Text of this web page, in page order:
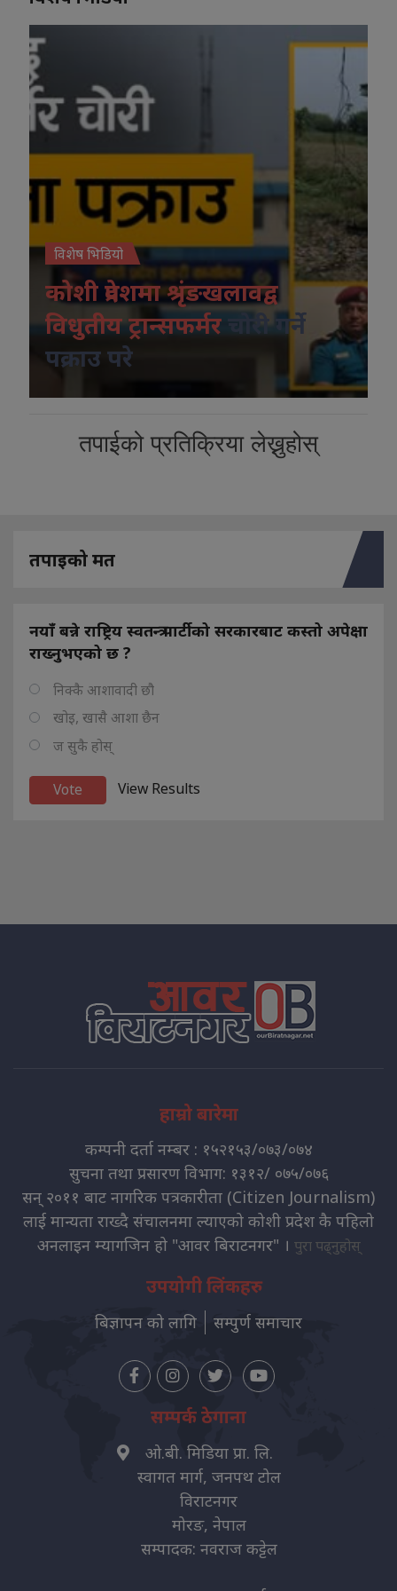
विशेष भिडियो
कोशी प्रदेशमा श्रृंङखलावद्व
विधुतीय ट्रान्सफर्मर
चोरी गर्ने
पक्राउ परे
तपाईको प्रतिक्रिया लेख्नुहोस्
तपाइको मत
नयाँ बन्ने राष्ट्रिय स्वतन्त्र पार्टीको सरकारबाट कस्तो अपेक्षा
राख्नुभएको छ ?
निक्कै आशावादी छौ
खोइ, खासै आशा छैन
ज सुकै होस्
View Results
हाम्रो बारेमा
कम्पनी दर्ता नम्बर : १५२१५३/०७३/०७४
सुचना तथा प्रसारण विभाग: १३१२/ ०७५/०७६
सन् २०११ बाट नागरिक पत्रकारीता (Citizen Journalism)
लाई मान्यता राख्दै संचालनमा ल्याएको कोशी प्रदेश कै पहिलो
अनलाइन म्यागजिन हो "आवर बिराटनगर" । पुरा पढ्नुहोस्
उपयोगी लिंकहरु
बिज्ञापन को लागि सम्पुर्ण समाचार
सम्पर्क ठेगाना
ओ.बी. मिडिया प्रा. लि.
स्वागत मार्ग, जनपथ टोल
विराटनगर
मोरङ, नेपाल
सम्पादक: नवराज कट्टेल